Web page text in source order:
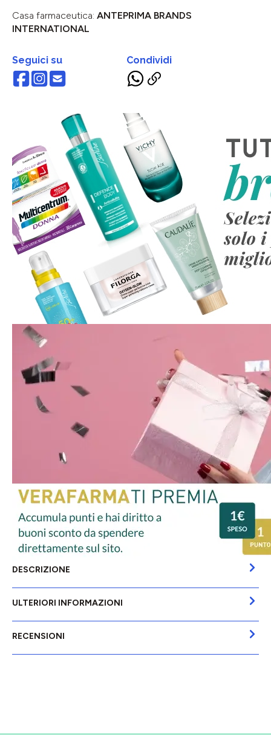
Casa farmaceutica: ANTEPRIMA BRANDS
INTERNATIONAL
Seguici su Condividi
DESCRIZIONE
ULTERIORI INFORMAZIONI
RECENSIONI